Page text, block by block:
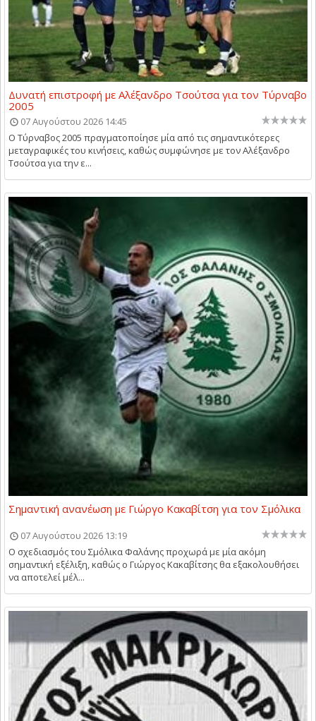
Δυνατή επιστροφή με Αλέξανδρο Τσούτσα για τον Τύρναβο
2005
07 Αυγούστου 2026 14:45
Ο Τύρναβος 2005 πραγματοποίησε μία από τις σημαντικότερες
μεταγραφικές του κινήσεις, καθώς συμφώνησε με τον Αλέξανδρο
Τσούτσα για την ε...
Σημαντική ανανέωση με Γιώργο Κακαβίτση για τον Σμόλικα
07 Αυγούστου 2026 13:19
Ο σχεδιασμός του Σμόλικα Φαλάνης προχωρά με μία ακόμη
σημαντική εξέλιξη, καθώς ο Γιώργος Κακαβίτσης θα εξακολουθήσει
να αποτελεί μέλ...